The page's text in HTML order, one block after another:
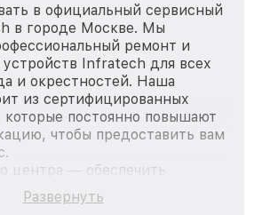
в официальный сервисный
в городе Москве. Мы
ремонт и
Infratech для всех
и окрестностей. Наша
из сертифицированных
которые постоянно повышают
чтобы предоставить вам
центра — обеспечить
и доступный ремонт для
продукции Infratech,
Развернуть